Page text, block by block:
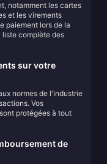
notamment les cartes
et les virements
paiement lors de la
complète des
sur votre
normes de l'industrie
Vos
protégées à tout
de